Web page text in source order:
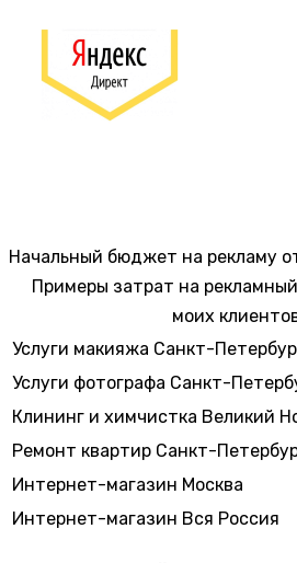
Начальный бюджет на рекламу
Примеры затрат на
моих
Услуги макияжа Санкт-
Услуги фотографа Санкт-
Клининг и химчистка Великий
Ремонт квартир Санкт-
Интернет-магазин Москва
Интернет-магазин Вся Россия